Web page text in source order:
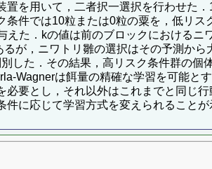
を用いて，二者択一選択を行わせた
件では10粒または0粒の粟を，低リ
た．kの値は前のブロックにおけるニ
が，ニワトリ雛の選択はその予測か
した．その結果，高リスク条件群の個
Wagnerは餌量の精確な学習を可能と
要とし，それ以外はこれまでと同じ
に応じて学習方式を変えられることが